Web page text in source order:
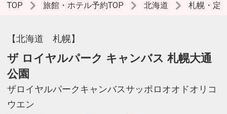
TOP 旅館・ホテル予約TOP 北海道 札幌・定
【北海道 札幌】
ザ ロイヤルパーク キャンバス 札幌大通
公園
ザロイヤルパークキャンバスサッポロオオドオリコ
ウエン